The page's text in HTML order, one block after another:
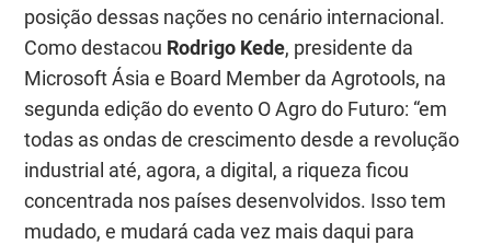
posição dessas nações no cenário internacional.
Como destacou Rodrigo Kede, presidente da
Microsoft Ásia e Board Member da Agrotools, na
segunda edição do evento O Agro do Futuro: “em
todas as ondas de crescimento desde a revolução
industrial até, agora, a digital, a riqueza ficou
concentrada nos países desenvolvidos. Isso tem
mudado, e mudará cada vez mais daqui para